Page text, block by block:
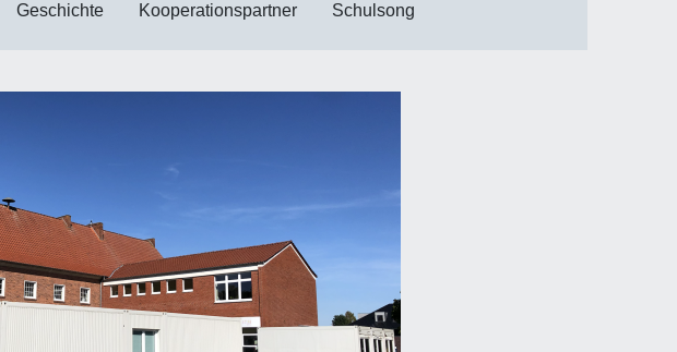
Geschichte Kooperationspartner Schulsong